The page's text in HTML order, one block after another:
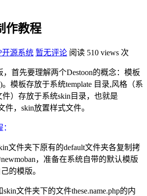
作教程
开源系统 暂无评论 阅读 510 views 次
，首先要理解两个Destoon的概念：模板
。模板存放于系统template 目录,风格（系
件）存放于系统skin目录，也就是
件，skin放置样式文件。
文件夹下原有的default文件夹各复制拷
，准备在系统自带的默认模版
的模版。
文件夹下的文件these.name.php的内